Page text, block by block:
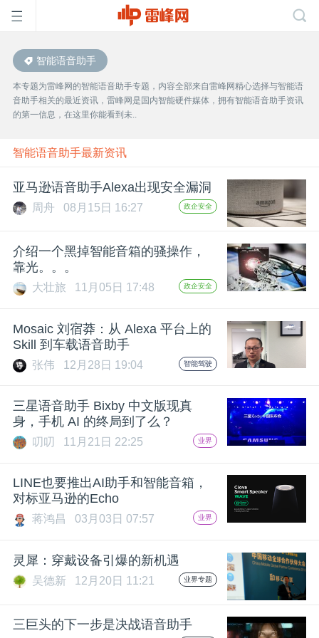
首
页
雷
峰
课
活
动
中
GAIR
专
智能语音助手
本专题为雷峰网的智能语音助手专题，内容全部来自雷峰网精心选择与智能语
音助手相关的最近资讯，雷峰网是国内智能硬件媒体，拥有智能语音助手资讯
的第一信息，在这里你能看到未..
智能语音助手最新资讯
亚马逊语音助手Alexa出现安全漏洞
周舟 08月15日 16:27 政企安全
介绍一个黑掉智能音箱的骚操作，
靠光。。。
大壮旅 11月05日 17:48 政企安全
Mosaic 刘宿莽：从 Alexa 平台上的
Skill 到车载语音助手
张伟 12月28日 19:04 智能驾驶
三星语音助手 Bixby 中文版现真
身，手机 AI 的终局到了么？
叨叨 11月21日 22:25 业界
LINE也要推出AI助手和智能音箱，
对标亚马逊的Echo
蒋鸿昌 03月03日 07:57 业界
灵犀：穿戴设备引爆的新机遇
吴德新 12月20日 11:21 业界专题
三巨头的下一步是决战语音助手